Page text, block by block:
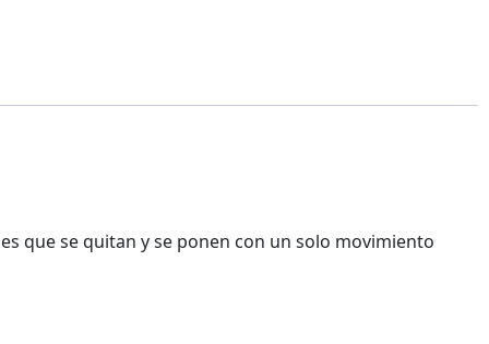
que se quitan y se ponen con un solo movimiento